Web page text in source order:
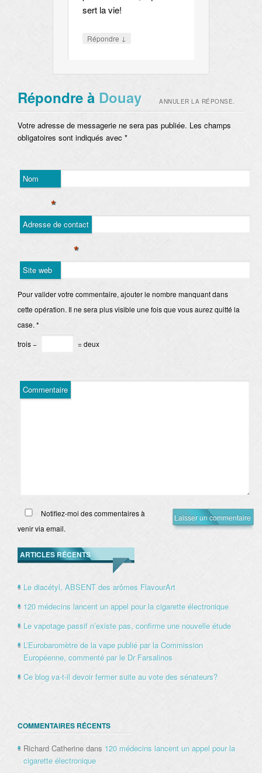
sert la vie!
Répondre ↓
Répondre à Douay ANNULER LA RÉPONSE.
Votre adresse de messagerie ne sera pas publiée. Les champs
obligatoires sont indiqués avec *
Nom
*
Adresse de contact
*
Site web
Pour valider votre commentaire, ajouter le nombre manquant dans
cette opération. Il ne sera plus visible une fois que vous aurez quitté la
case.*
trois −
= deux
Commentaire
Notifiez-moi des commentaires à
venir via email.
ARTICLES RÉCENTS
Le diacétyl, ABSENT des arômes FlavourArt
120 médecins lancent un appel pour la cigarette électronique
Le vapotage passif n’existe pas, confirme une nouvelle étude
L’Eurobaromètre de la vape publié par la Commission
Européenne, commenté par le Dr Farsalinos
Ce blog va-t-il devoir fermer suite au vote des sénateurs?
COMMENTAIRES RÉCENTS
Richard Catherine dans 120 médecins lancent un appel pour la
cigarette électronique